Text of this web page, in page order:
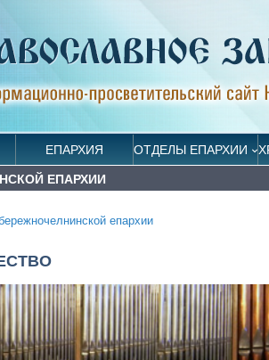
ЕПАРХИЯ ОТДЕЛЫ ЕПАРХИИ
ЕПАРХИИ
епархии